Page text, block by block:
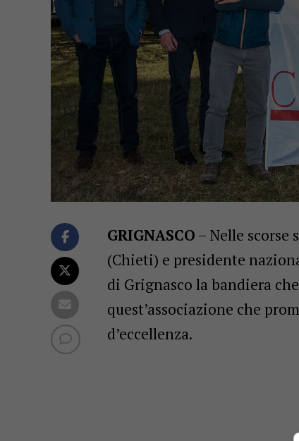
GRIGNASCO – Nelle scorse
(Chieti) e presidente
di Grignasco la bandiera
quest’associazione che
d’eccellenza.